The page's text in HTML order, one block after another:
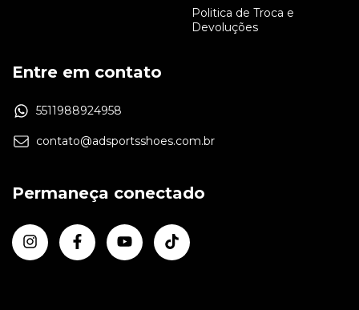
Politica de Troca e
Devoluções
Entre em contato
5511988924958
contato@adsportsshoes.com.br
Permaneça conectado